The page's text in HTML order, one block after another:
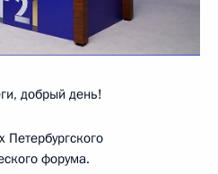
добрый день!
Петербургского
форума.